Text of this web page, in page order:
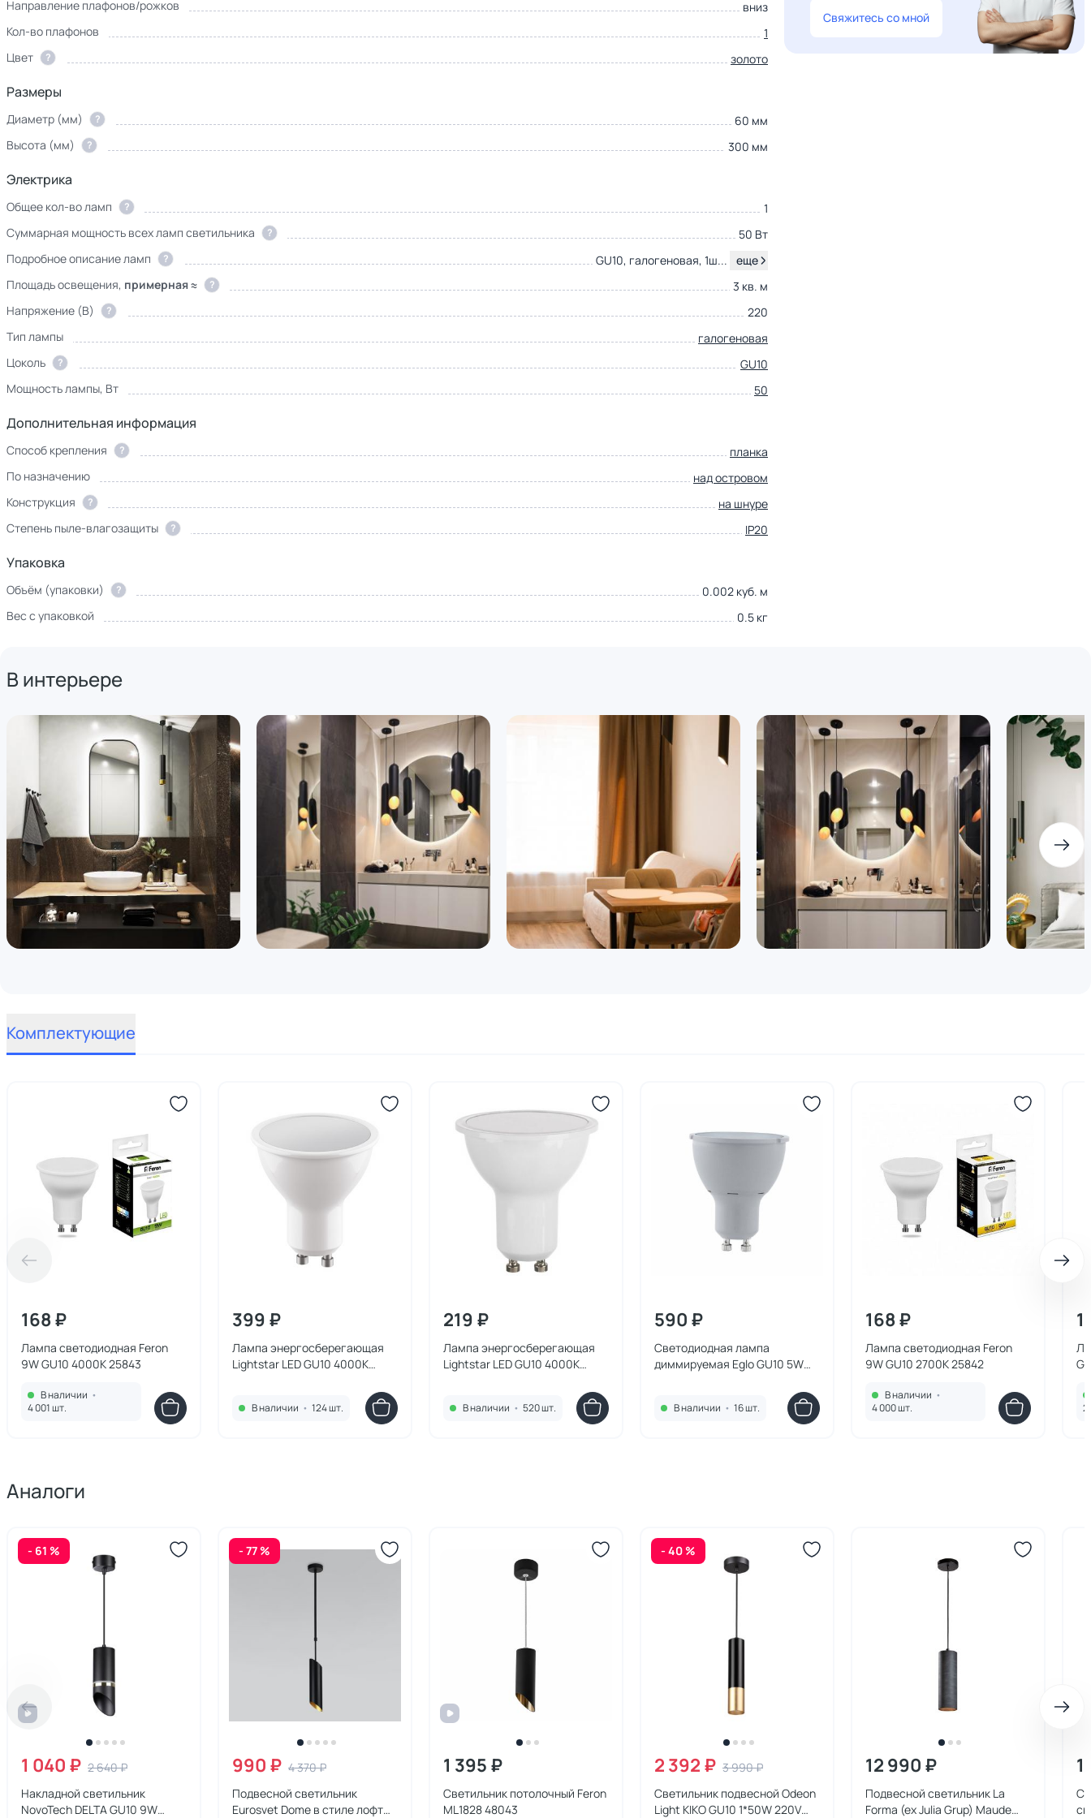
Направление плафонов/рожков
вниз
Кол-во плафонов
1
Цвет
? золото
Размеры
Диаметр (мм) ?
60 мм
Высота (мм)
? 300 мм
Электрика
Общее кол-во ламп ?
1
Суммарная мощность всех ламп светильника
?
50 Вт
Подробное описание ламп
? GU10, галогеновая, 1ш... еще
Площадь освещения, примерная ≈ ?
3 кв. м
Напряжение (В)
?
220
Тип лампы
галогеновая
Цоколь
?
GU10
Мощность лампы, Вт
50
Дополнительная информация
Способ крепления ?
планка
По назначению
над островом
Конструкция
?
на шнуре
Степень пыле-влагозащиты
? IP20
Упаковка
Объём (упаковки) ?
0.002 куб. м
Вес с упаковкой
0.5 кг
Свяжитесь со мной
В интерьере
Комплектующие
168 ₽
Лампа светодиодная Feron
9W GU10 4000K 25843
В наличии •
4 001 шт.
399 ₽
Лампа энергосберегающая
Lightstar LED GU10 4000K
В наличии • 124 шт.
219 ₽
Лампа энергосберегающая
Lightstar LED GU10 4000K
В наличии • 520 шт.
590 ₽
Светодиодная лампа
диммируемая Eglo GU10 5W
В наличии • 16 шт.
168 ₽
Лампа светодиодная Feron
9W GU10 2700K 25842
В наличии •
4 000 шт.
2
Аналоги
- 61 %
1 040 ₽ 2 640 ₽
Накладной светильник
NovoTech DELTA GU10 9W
- 77 %
990 ₽ 4 370 ₽
Подвесной светильник
Eurosvet Dome в стиле лофт
1 395 ₽
Светильник потолочный Feron
ML1828 48043
- 40 %
2 392 ₽ 3 990 ₽
Светильник подвесной Odeon
Light KIKO GU10 1*50W 220V
12 990 ₽
Подвесной светильник La
Forma (ex Julia Grup) Maude